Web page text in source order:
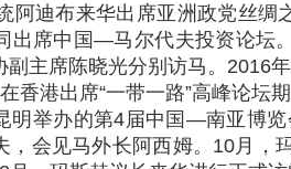
阿迪布来华出席亚洲政党丝绸
出席中国—马尔代夫投资论坛
主席陈晓光分别访马。2016
香港出席“一带一路”高峰论坛
明举办的第4届中国—南亚博
，会见马外长阿西姆。10月，